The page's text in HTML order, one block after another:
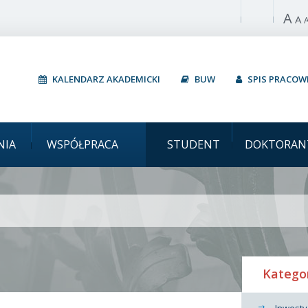
Włącz A A
KALENDARZ AKADEMICKI BUW SPIS
WSPÓŁPRACA STUDENT